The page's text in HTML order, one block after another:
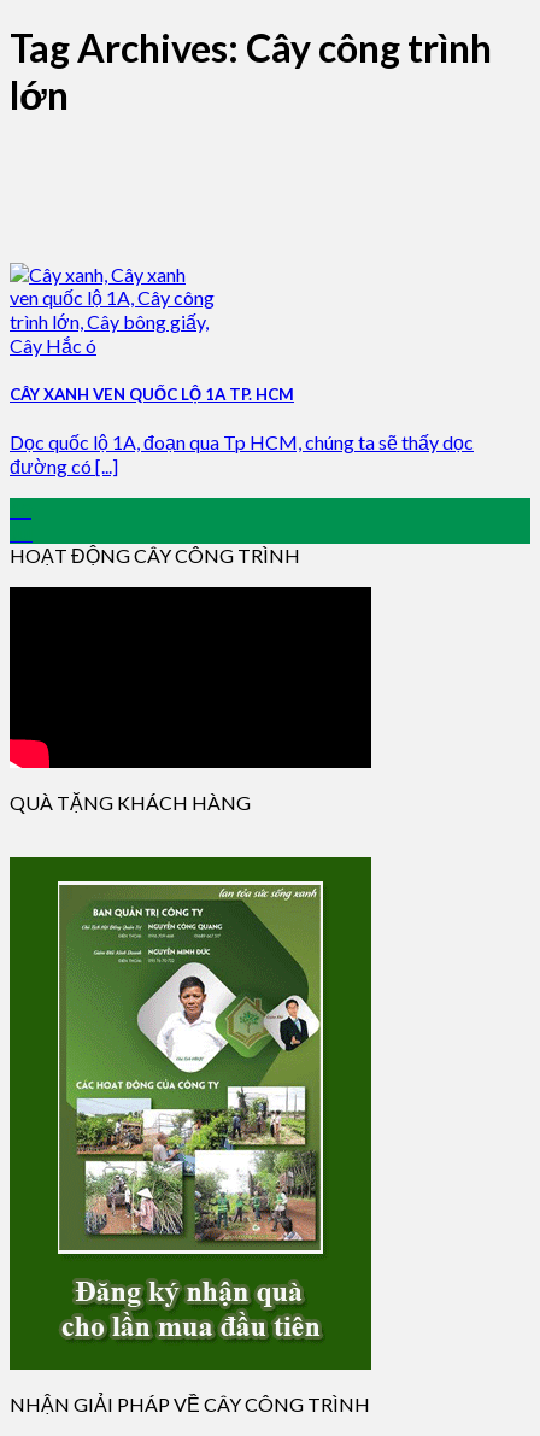
Tag Archives: Cây công trình
lớn
CÂY XANH VEN QUỐC LỘ 1A TP. HCM
Dọc quốc lộ 1A, đoạn qua Tp HCM, chúng ta sẽ thấy dọc
đường có [...]
HOẠT ĐỘNG CÂY CÔNG TRÌNH
QUÀ TẶNG KHÁCH HÀNG
NHẬN GIẢI PHÁP VỀ CÂY CÔNG TRÌNH